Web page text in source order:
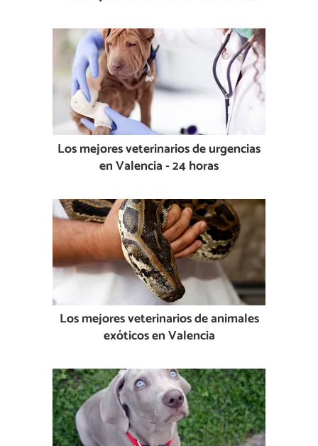
Los mejores veterinarios de urgencias
en Valencia - 24 horas
Los mejores veterinarios de animales
exóticos en Valencia